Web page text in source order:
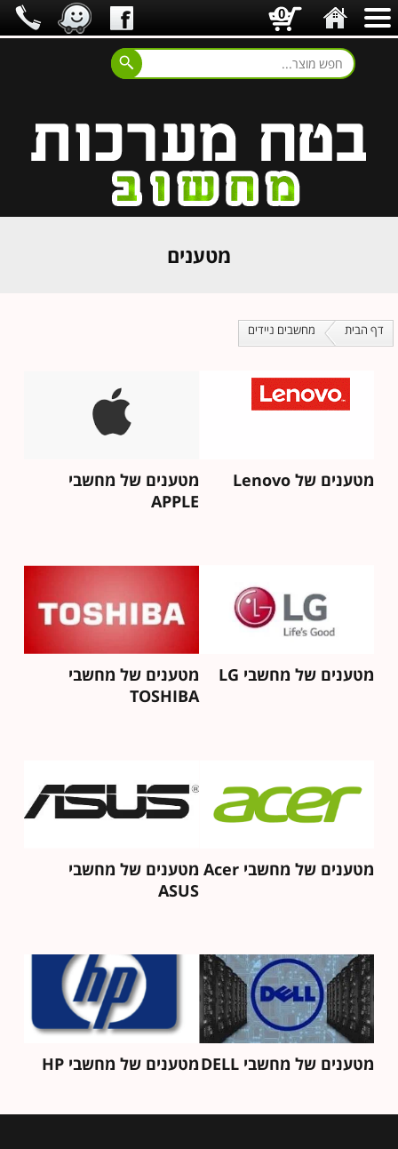
מטענים
דף הבית מחשבים ניידים
מטענים של Lenovo
מטענים של מחשבי
APPLE
מטענים של מחשבי LG
מטענים של מחשבי
TOSHIBA
מטענים של מחשבי Acer
מטענים של מחשבי
ASUS
מטענים של מחשבי DELL מטענים של מחשבי HP
0